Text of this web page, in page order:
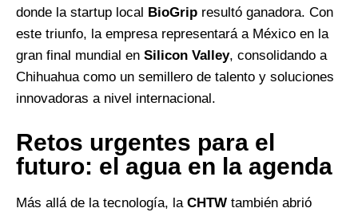
donde la startup local BioGrip resultó ganadora. Con
este triunfo, la empresa representará a México en la
gran final mundial en Silicon Valley, consolidando a
Chihuahua como un semillero de talento y soluciones
innovadoras a nivel internacional.
Retos urgentes para el
futuro: el agua en la agenda
Más allá de la tecnología, la CHTW también abrió